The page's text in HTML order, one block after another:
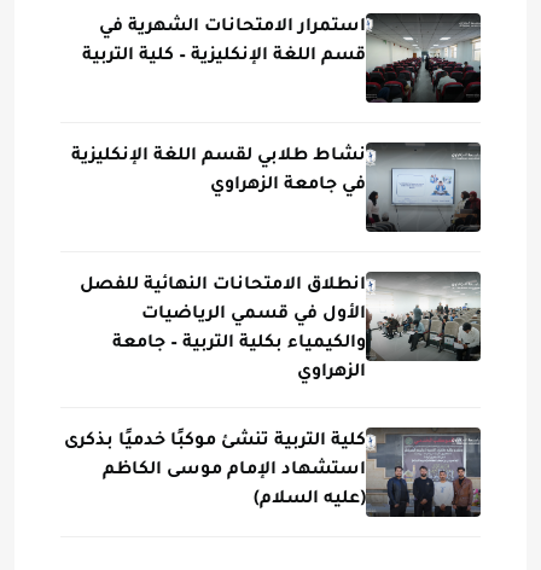
استمرار الامتحانات الشهرية في
قسم اللغة الإنكليزية – كلية التربية
نشاط طلابي لقسم اللغة الإنكليزية
في جامعة الزهراوي
انطلاق الامتحانات النهائية للفصل
الأول في قسمي الرياضيات
والكيمياء بكلية التربية – جامعة
الزهراوي
كلية التربية تنشئ موكبًا خدميًا بذكرى
استشهاد الإمام موسى الكاظم
(عليه السلام)